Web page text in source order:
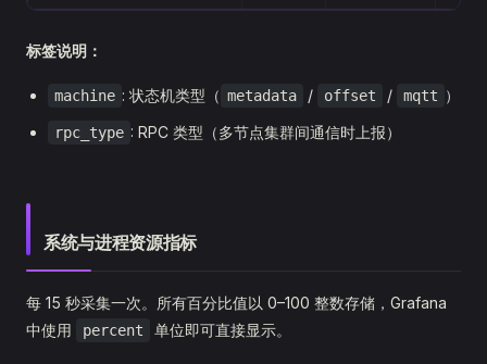
标签说明：
machine : 状态机类型（ metadata / offset / mqtt ）
rpc_type : RPC 类型（多节点集群间通信时上报）
系统与进程资源指标
每 15 秒采集一次。所有百分比值以 0–100 整数存储，Grafana
中使用
percent 单位即可直接显示。